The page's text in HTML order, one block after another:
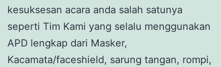
kesuksesan acara anda salah satunya
seperti Tim Kami yang selalu menggunakan
APD lengkap dari Masker,
Kacamata/faceshield, sarung tangan, rompi,